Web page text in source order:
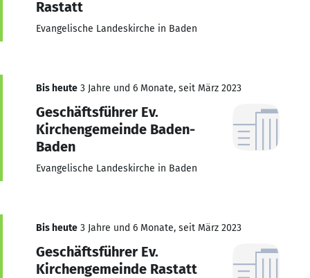
Rastatt
Evangelische Landeskirche in Baden
Bis heute 3 Jahre und 6 Monate, seit März 2023
Geschäftsführer Ev.
Kirchengemeinde Baden-
Baden
Evangelische Landeskirche in Baden
Bis heute 3 Jahre und 6 Monate, seit März 2023
Geschäftsführer Ev.
Kirchengemeinde Rastatt